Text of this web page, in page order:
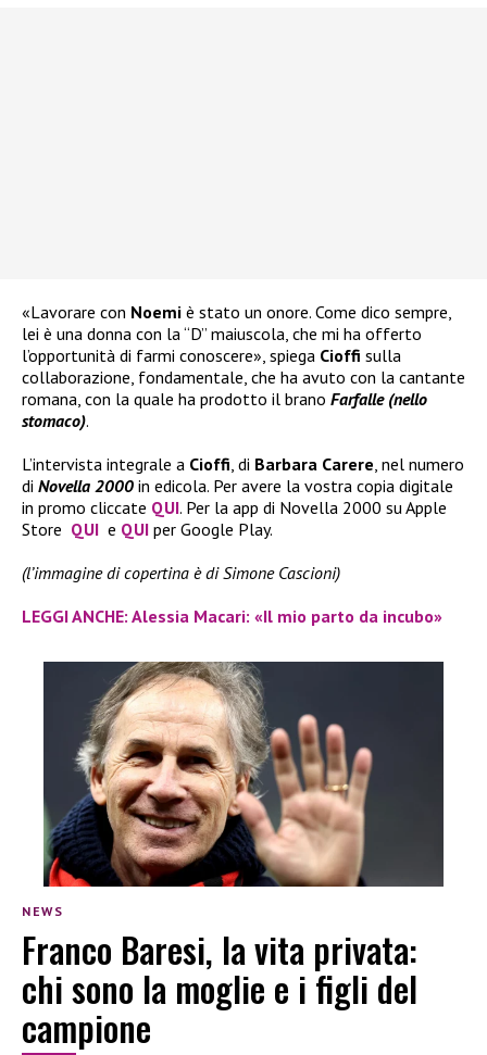
«Lavorare con Noemi è stato un onore. Come dico sempre,
lei è una donna con la “D” maiuscola, che mi ha offerto
l’opportunità di farmi conoscere», spiega Cioffi sulla
collaborazione, fondamentale, che ha avuto con la cantante
romana, con la quale ha prodotto il brano Farfalle (nello
stomaco).
L’intervista integrale a Cioffi , di Barbara Carere , nel numero
di Novella 2000 in edicola. Per avere la vostra copia digitale
in promo cliccate QUI. Per la app di Novella 2000 su Apple
Store QUI e QUI per Google Play.
(l’immagine di copertina è di Simone Cascioni)
LEGGI ANCHE: Alessia Macari: «Il mio parto da incubo»
NEWS
Franco Baresi, la vita privata:
chi sono la moglie e i figli del
campione